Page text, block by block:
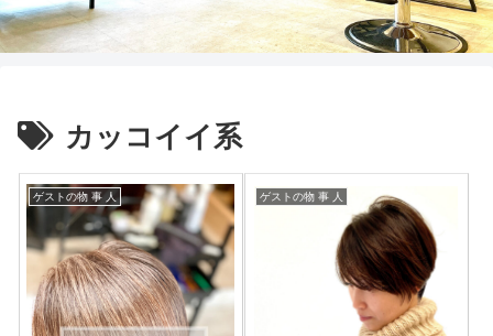
カッコイイ系
ゲストの物 事 人 ゲストの物 事 人